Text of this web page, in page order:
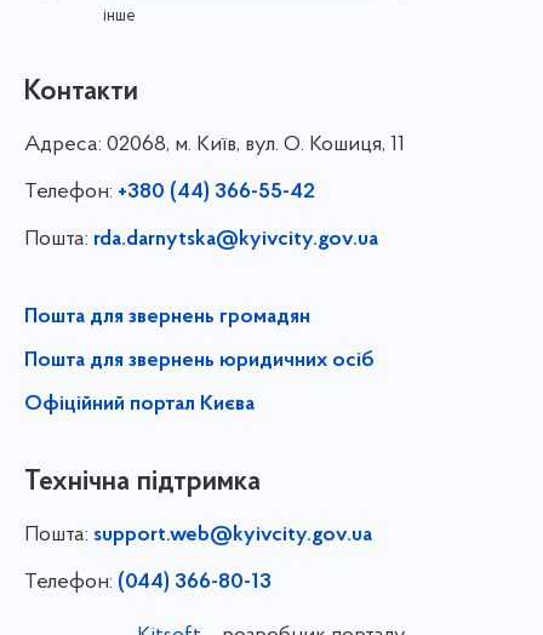
інше
Контакти
Адреса: 02068, м. Київ, вул. О. Кошиця, 11
Телефон: +380 (44) 366-55-42
Пошта: rda.darnytska@kyivcity.gov.ua
Пошта для звернень громадян
Пошта для звернень юридичних осіб
Офіційний портал Києва
Технічна підтримка
Пошта: support.web@kyivcity.gov.ua
Телефон: (044) 366-80-13